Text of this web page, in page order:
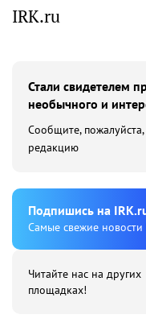
IRK.ru
Стали свидетелем
необычного и
Сообщите,
редакцию
Подпишиcь на
Cамые свежие новости
Читайте нас на других
площадках!